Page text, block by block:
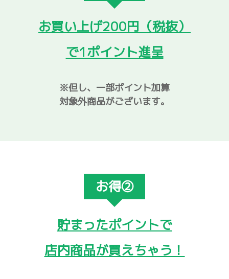
お買い上げ200円（税抜）
で1ポイント進呈
※但し、一部ポイント加算
対象外商品がございます。
お得②
貯まったポイントで
店内商品が買えちゃう！